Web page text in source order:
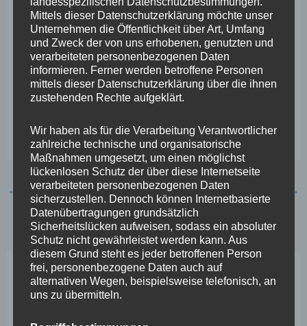
werden oder es bereits tun“, so Wefelscheid. „Diese
Entschließung ist ein Appel der Betroffenen an die
Landesregierung, den ich sowohl Ministerin Katrin Eder
als auch Ministerpräsidentin Malu Dreyer dringend ans
Herz legen möchte.“
Related Images:
← Vorheriger Beitrag Nächster Beitrag →
Neueste Beiträge
Wefelscheid lehnt Verfassungsänderung ab
Mittels dieser Datenschutzerklärung möchte unser
Unternehmen die Öffentlichkeit über Art, Umfang
und Zweck der von uns erhobenen, genutzten und
verarbeiteten personenbezogenen Daten
informieren. Ferner werden betroffene Personen
mittels dieser Datenschutzerklärung über die ihnen
zustehenden Rechte aufgeklärt.
Wir haben als für die Verarbeitung Verantwortlicher
zahlreiche technische und organisatorische
Maßnahmen umgesetzt, um einen möglichst
lückenlosen Schutz der über diese Internetseite
verarbeiteten personenbezogenen Daten
sicherzustellen. Dennoch können Internetbasierte
Datenübertragungen grundsätzlich
Sicherheitslücken aufweisen, sodass ein absoluter
Schutz nicht gewährleistet werden kann. Aus
diesem Grund steht es jeder betroffenen Person
frei, personenbezogene Daten auch auf
alternativen Wegen, beispielsweise telefonisch, an
uns zu übermitteln.